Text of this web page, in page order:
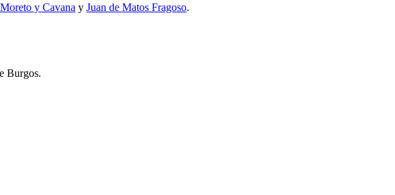
y Cavana y Juan de Matos Fragoso.
Burgos.